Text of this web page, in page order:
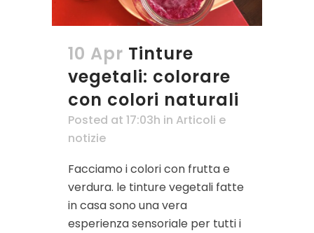
10 Apr Tinture
vegetali: colorare
con colori naturali
Posted at 17:03h in Articoli e
notizie
Facciamo i colori con frutta e
verdura. le tinture vegetali fatte
in casa sono una vera
esperienza sensoriale per tutti i